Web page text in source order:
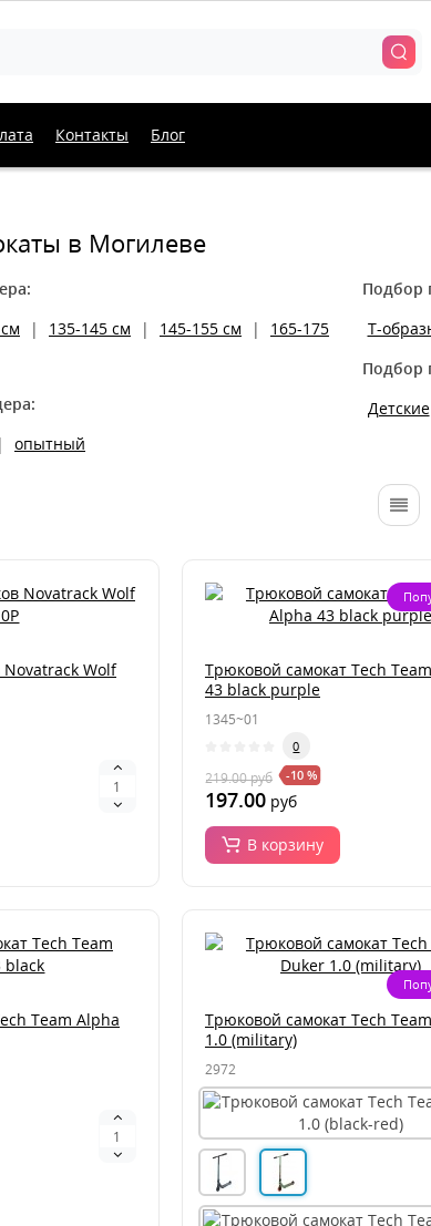
Контакты Блог
в Могилеве
| 135-145 см | 145-155 см |
165-175
| опытный
Подбор
T-
Подбор
Детские
Wolf
Трюковой самокат Tech
43 black purple
1345~01
0
219.00руб -10 %
197.00руб
В корзину
Team Alpha
Трюковой самокат Tech
1.0 (military)
2972